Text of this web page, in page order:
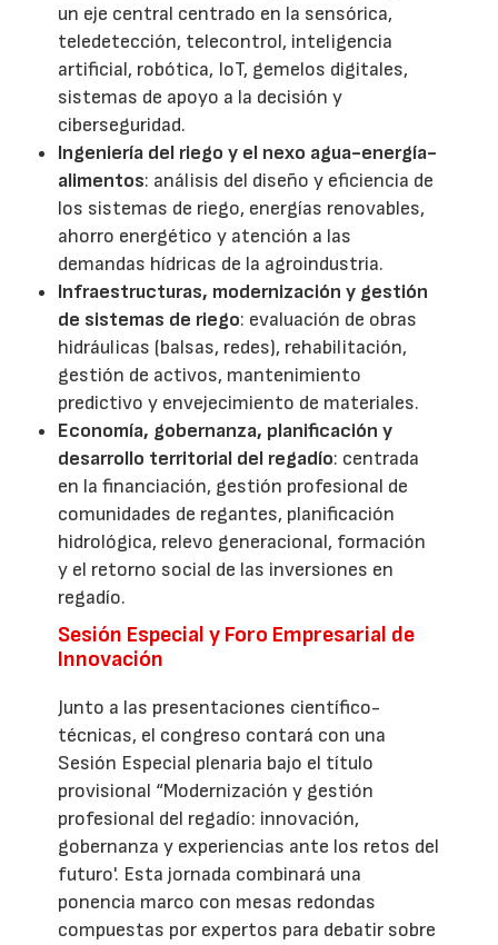
un eje central centrado en la sensórica,
teledetección, telecontrol, inteligencia
artificial, robótica, IoT, gemelos digitales,
sistemas de apoyo a la decisión y
ciberseguridad.
Ingeniería del riego y el nexo agua-energía-
alimentos: análisis del diseño y eficiencia de
los sistemas de riego, energías renovables,
ahorro energético y atención a las
demandas hídricas de la agroindustria.
Infraestructuras, modernización y gestión
de sistemas de riego: evaluación de obras
hidráulicas (balsas, redes), rehabilitación,
gestión de activos, mantenimiento
predictivo y envejecimiento de materiales.
Economía, gobernanza, planificación y
desarrollo territorial del regadío: centrada
en la financiación, gestión profesional de
comunidades de regantes, planificación
hidrológica, relevo generacional, formación
y el retorno social de las inversiones en
regadío.
Sesión Especial y Foro Empresarial de
Innovación
Junto a las presentaciones científico-
técnicas, el congreso contará con una
Sesión Especial plenaria bajo el título
provisional “Modernización y gestión
profesional del regadío: innovación,
gobernanza y experiencias ante los retos del
futuro'. Esta jornada combinará una
ponencia marco con mesas redondas
compuestas por expertos para debatir sobre